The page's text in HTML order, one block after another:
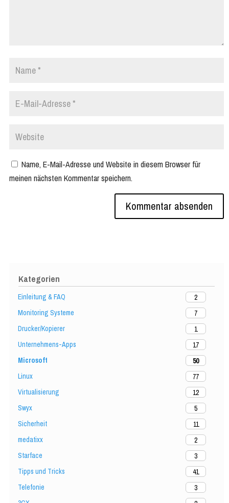
Kategorien
Einleitung & FAQ
2
Monitoring Systeme
7
Drucker/Kopierer
1
Unternehmens-Apps
17
Microsoft
50
Linux
77
Virtualisierung
12
Swyx
5
Sicherheit
11
medatixx
2
Starface
3
Tipps und Tricks
41
Telefonie
3
Name, E-Mail-Adresse und Website in diesem Browser für
meinen nächsten Kommentar speichern.